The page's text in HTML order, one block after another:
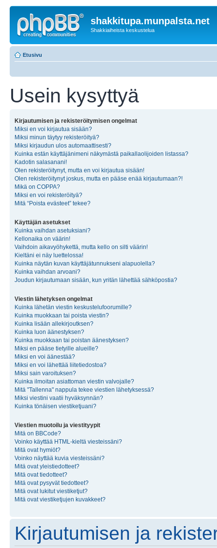
shakkitupa.munpalsta.net
Shakkiaiheista keskustelua
Etusivu
Usein kysyttyä
Kirjautumisen ja rekisteröitymisen ongelmat
Miksi en voi kirjautua sisään?
Miksi minun täytyy rekisteröityä?
Miksi kirjaudun ulos automaattisesti?
Kuinka estän käyttäjänimeni näkymästä paikallaolijoiden listassa?
Kadotin salasanani!
Olen rekisteröitynyt, mutta en voi kirjautua sisään!
Olen rekisteröitynyt joskus, mutta en pääse enää kirjautumaan?!
Mikä on COPPA?
Miksi en voi rekisteröityä?
Mitä “Poista evästeet” tekee?
Käyttäjän asetukset
Kuinka vaihdan asetuksiani?
Kellonaika on väärin!
Vaihdoin aikavyöhykettä, mutta kello on silti väärin!
Kieltäni ei näy luettelossa!
Kuinka näytän kuvan käyttäjätunnukseni alapuolella?
Kuinka vaihdan arvoani?
Joudun kirjautumaan sisään, kun yritän lähettää sähköpostia?
Viestin lähetyksen ongelmat
Kuinka lähetän viestin keskustelufoorumille?
Kuinka muokkaan tai poista viestin?
Kuinka lisään allekirjoutksen?
Kuinka luon äänestyksen?
Kuinka muokkaan tai poistan äänestyksen?
Miksi en pääse tietyille alueille?
Miksi en voi äänestää?
Miksi en voi lähettää liitetiedostoa?
Miksi sain varoituksen?
Kuinka ilmoitan asiattoman viestin valvojalle?
Mitä "Tallenna" nappula tekee viestien lähetyksessä?
Miksi viestini vaatii hyväksynnän?
Kuinka tönäisen viestiketjuani?
Viestien muotoilu ja viestityypit
Mitä on BBCode?
Voinko käyttää HTML-kieltä viesteissäni?
Mitä ovat hymiöt?
Voinko näyttää kuvia viesteissäni?
Mitä ovat yleistiedotteet?
Mitä ovat tiedotteet?
Mitä ovat pysyvät tiedotteet?
Mitä ovat lukitut viestiketjut?
Mitä ovat viestiketjujen kuvakkeet?
Kirjautumisen ja